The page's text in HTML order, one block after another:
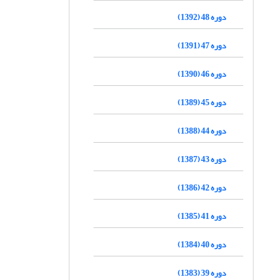
دوره 48 (1392)
دوره 47 (1391)
دوره 46 (1390)
دوره 45 (1389)
دوره 44 (1388)
دوره 43 (1387)
دوره 42 (1386)
دوره 41 (1385)
دوره 40 (1384)
دوره 39 (1383)